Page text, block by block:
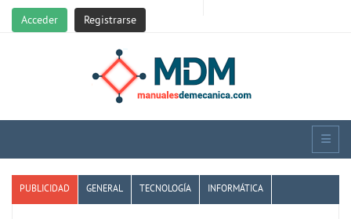
Acceder Registrarse
PUBLICIDAD GENERAL TECNOLOGÍA INFORMÁTICA